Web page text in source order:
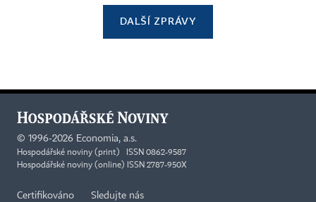
DALŠÍ ZPRÁVY
© 1996-2026 Economia, a.s.
Hospodářské noviny (print) ISSN 0862-9587
Hospodářské noviny (online) ISSN 2787-950X
Certifikováno Sledujte nás